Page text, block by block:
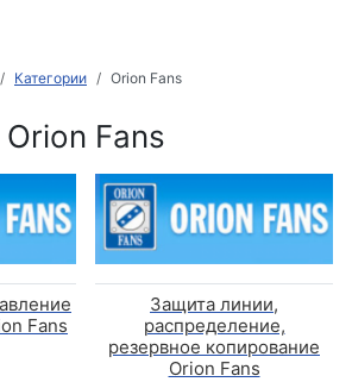
Категории Orion Fans
Orion Fans
Fans
Защита линии,
распределение,
резервное копирование
Orion Fans